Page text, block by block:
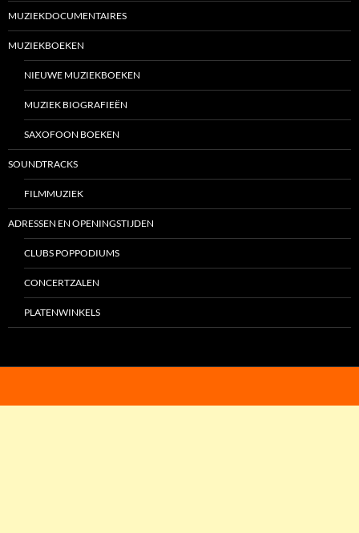
MUZIEKDOCUMENTAIRES
MUZIEKBOEKEN
NIEUWE MUZIEKBOEKEN
MUZIEK BIOGRAFIEËN
SAXOFOON BOEKEN
SOUNDTRACKS
FILMMUZIEK
ADRESSEN EN OPENINGSTIJDEN
CLUBS POPPODIUMS
CONCERTZALEN
PLATENWINKELS